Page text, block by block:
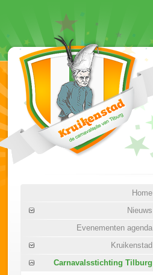
Home
Nieuws
Evenementen agenda
Kruikenstad
Carnavalsstichting Tilburg